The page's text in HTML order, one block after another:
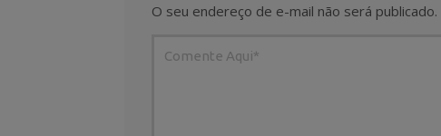
O seu endereço de e-mail não será publicado.